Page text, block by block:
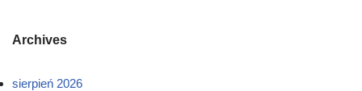
Archives
sierpień 2026